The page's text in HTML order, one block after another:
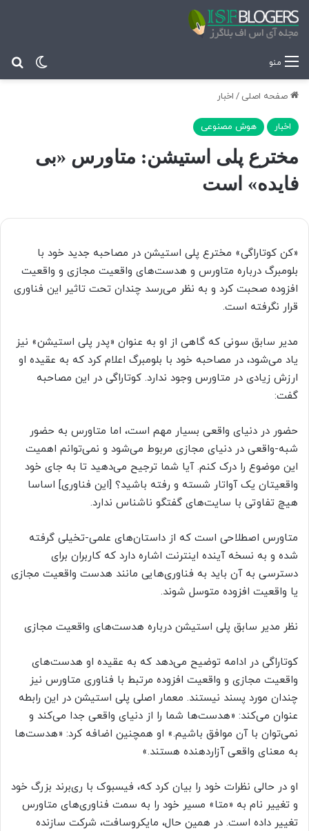
منو
صفحه اصلی / اخبار
اخبار هوش مصنوعی
مخترع پلی استیشن: متاورس «بی
فایده» است
«کن کوتاراگی» مخترع پلی استیشن در مصاحبه جدید خود با
بلومبرگ درباره متاورس و هدست‌های واقعیت مجازی و واقعیت
افزوده صحبت کرد و به نظر می‌رسد چندان تحت تاثیر این فناوری
قرار نگرفته است.
مدیر سابق سونی که گاهی از او به عنوان «پدر پلی استیشن» نیز
یاد می‌شود، در مصاحبه خود با بلومبرگ اعلام کرد که به عقیده او
ارزش زیادی در متاورس وجود ندارد. کوتاراگی در این مصاحبه
گفت:
حضور در دنیای واقعی بسیار مهم است، اما متاورس به حضور
شبه-واقعی در دنیای مجازی مربوط می‌شود و نمی‌توانم اهمیت
این موضوع را درک کنم. آیا شما ترجیح می‌دهید تا به جای خود
واقعیتان یک آواتار شسته و رفته باشید؟ [این فناوری] اساسا
هیچ تفاوتی با سایت‌های گفتگو ناشناس ندارد.
متاورس اصطلاحی است که از داستان‌های علمی-تخیلی گرفته
شده و به نسخه آینده اینترنت اشاره دارد که کاربران برای
دسترسی به آن باید به فناوری‌هایی مانند هدست واقعیت مجازی
یا واقعیت افزوده متوسل شوند.
نظر مدیر سابق پلی استیشن درباره هدست‌های واقعیت مجازی
کوتاراگی در ادامه توضیح می‌دهد که به عقیده او هدست‌های
واقعیت مجازی و واقعیت افزوده مرتبط با فناوری متاورس نیز
چندان مورد پسند نیستند. معمار اصلی پلی استیشن در این رابطه
عنوان می‌کند: «هدست‌ها شما را از دنیای واقعی جدا می‌کند و
نمی‌توان با آن موافق باشیم.» او همچنین اضافه کرد: «هدست‌ها
به معنای واقعی آزاردهنده هستند.»
او در حالی نظرات خود را بیان کرد که، فیسبوک با ری‌برند بزرگ خود
و تغییر نام به «متا» مسیر خود را به سمت فناوری‌های متاورس
تغییر داده است. در همین حال، مایکروسافت، شرکت سازنده